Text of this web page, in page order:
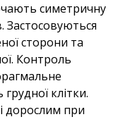
симетричну
Застосовуються
сторони та
Контроль
клітки.
дорослим при